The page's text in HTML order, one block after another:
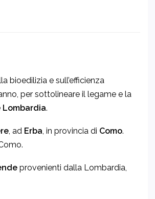
bioedilizia e sull’efficienza
per sottolineare il legame e la
Lombardia.
, ad Erba, in provincia di Como.
provenienti dalla Lombardia,